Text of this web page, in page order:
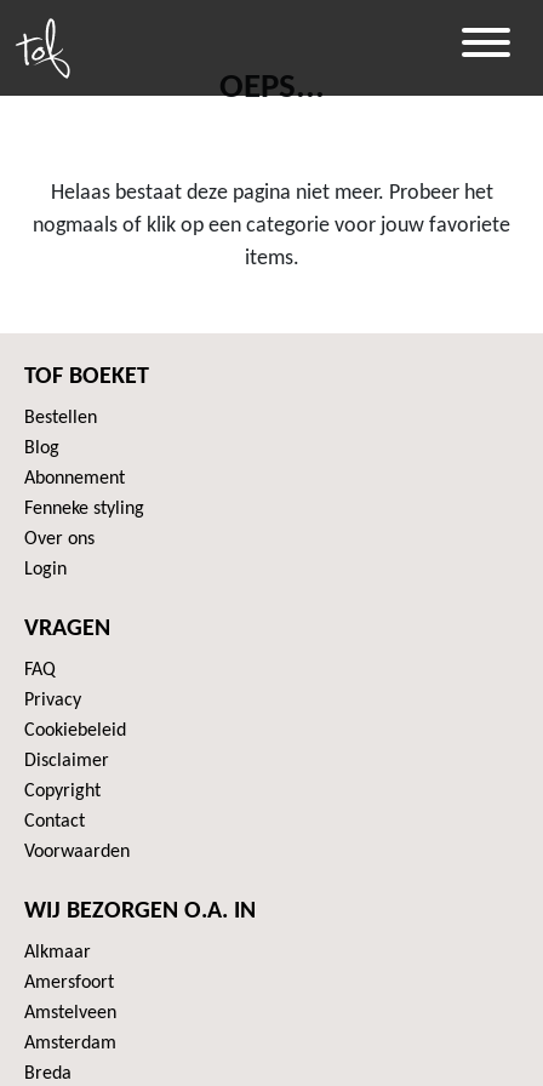
OEPS...
Helaas bestaat deze pagina niet meer. Probeer het
nogmaals of klik op een categorie voor jouw favoriete
items.
TOF BOEKET
Bestellen
Blog
Abonnement
Fenneke styling
Over ons
Login
VRAGEN
FAQ
Privacy
Cookiebeleid
Disclaimer
Copyright
Contact
Voorwaarden
WIJ BEZORGEN O.A. IN
Alkmaar
Amersfoort
Amstelveen
Amsterdam
Breda